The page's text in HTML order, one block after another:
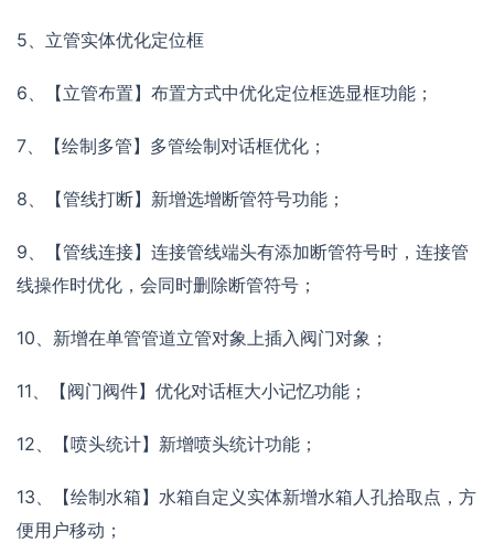
5、立管实体优化定位框
6、【立管布置】布置方式中优化定位框选显框功能；
7、【绘制多管】多管绘制对话框优化；
8、【管线打断】新增选增断管符号功能；
9、【管线连接】连接管线端头有添加断管符号时，连接管
线操作时优化，会同时删除断管符号；
10、新增在单管管道立管对象上插入阀门对象；
11、【阀门阀件】优化对话框大小记忆功能；
12、【喷头统计】新增喷头统计功能；
13、【绘制水箱】水箱自定义实体新增水箱人孔拾取点，方
便用户移动；